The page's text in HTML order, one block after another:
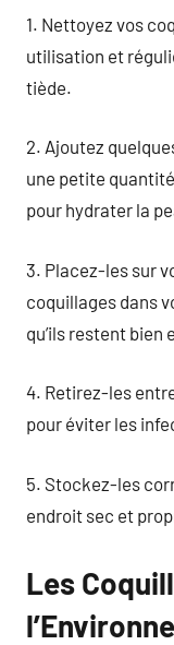
1. Nettoyez vos
utilisation et
tiède.
2. Ajoutez
une petite
pour hydrater la
3. Placez-les sur
coquillages dans
qu’ils restent bien
4. Retirez-les
pour éviter les
5. Stockez-les
endroit sec et
Les